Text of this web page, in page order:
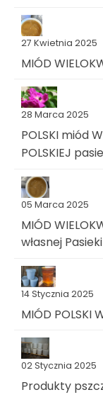
27 Kwietnia 2025
MIÓD
28 Marca 2025
POLSKI miód
POLSKIEJ
05 Marca 2025
MIÓD
własnej Pasieki
14 Stycznia 2025
MIÓD POLSKI
02 Stycznia 2025
Produkty